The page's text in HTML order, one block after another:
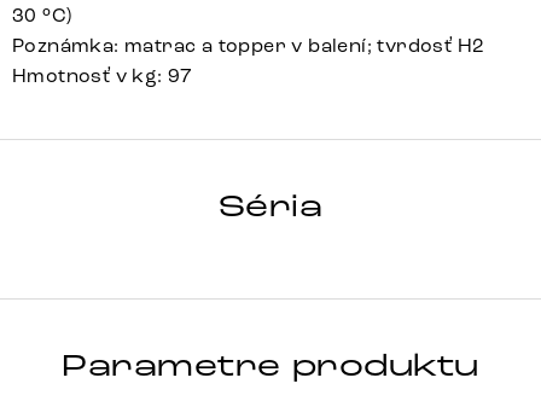
30 °C)
Poznámka: matrac a topper v balení; tvrdosť H2
Hmotnosť v kg: 97
Séria
DREAM-WELL
Parametre produktu